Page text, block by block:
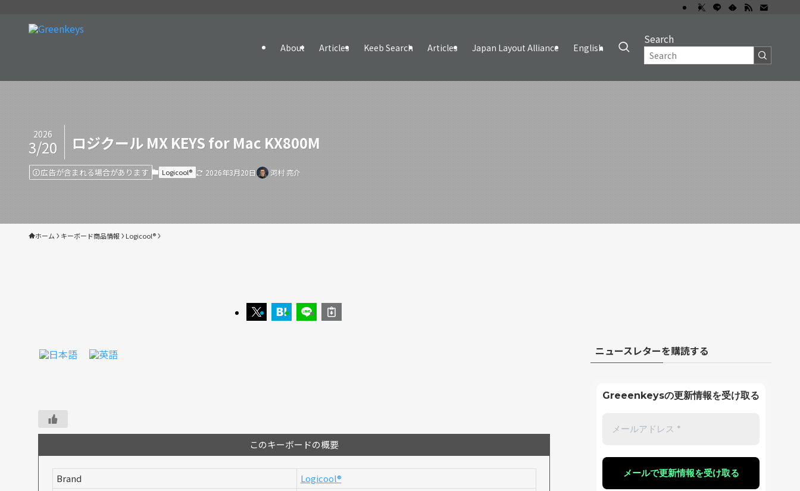
About Articles Keeb Search Articles Japan Layout Alliance English
Search
ロジクール MX KEYS for Mac KX800M
2026
3/20
広告が含まれる場合があります Logicool®︎ 2026年3月20日 河村 亮介
ホーム キーボード商品情報 Logicool®︎
このキーボードの概要
Brand
Logicool®︎
ニュースレターを購読する
Greeenkeysの更新情報を受け取る